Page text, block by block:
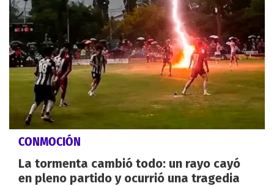
CONMOCIÓN
La tormenta cambió todo: un rayo cayó
en pleno partido y ocurrió una tragedia